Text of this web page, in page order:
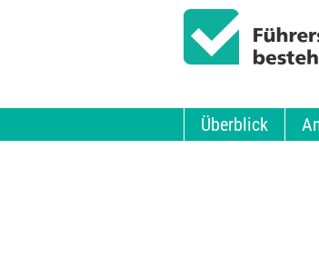
Überblick